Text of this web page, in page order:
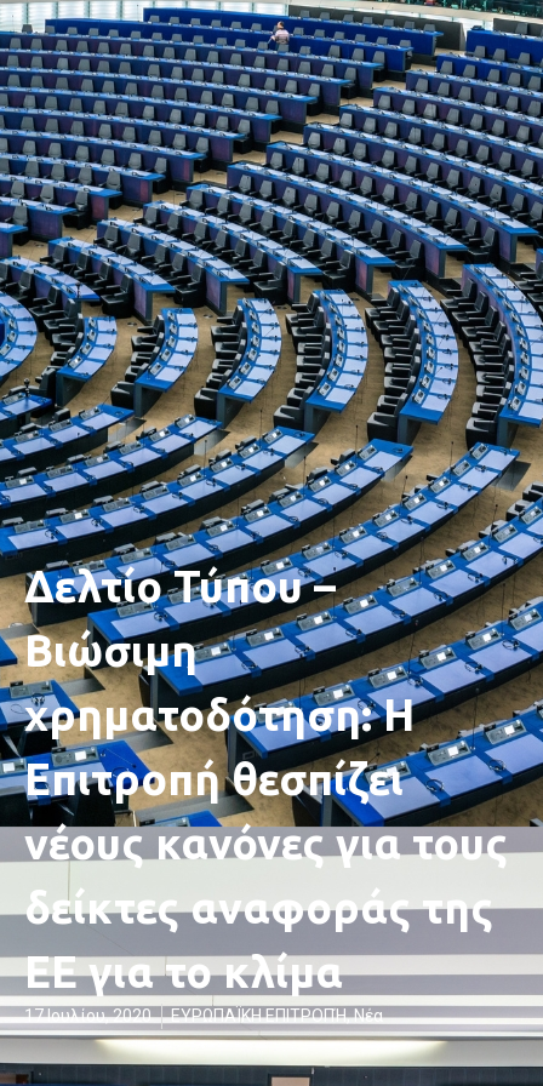
Δελτίο Τύπου –
Βιώσιμη
χρηματοδότηση: Η
Επιτροπή θεσπίζει
νέους κανόνες για τους
δείκτες αναφοράς της
ΕΕ για το κλίμα
17 Ιουλίου, 2020 ΕΥΡΩΠΑΪΚΗ ΕΠΙΤΡΟΠΉ,Νέα